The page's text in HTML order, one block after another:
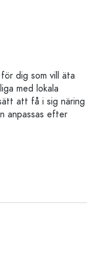
dig som vill äta
med lokala
att få i sig näring
anpassas efter